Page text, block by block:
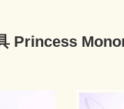
Princess